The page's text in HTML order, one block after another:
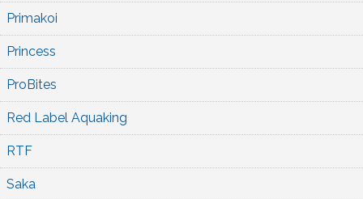
Primakoi
Princess
ProBites
Red Label Aquaking
RTF
Saka